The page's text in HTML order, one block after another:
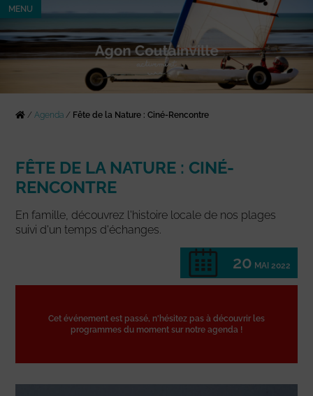
MENU
/Agenda / Fête de la Nature : Ciné-Rencontre
FÊTE DE LA NATURE : CINÉ-
RENCONTRE
En famille, découvrez l'histoire locale de nos plages
suivi d'un temps d'échanges.
20 MAI 2022
Cet événement est passé, n'hésitez pas à découvrir les
programmes du moment sur notre agenda !